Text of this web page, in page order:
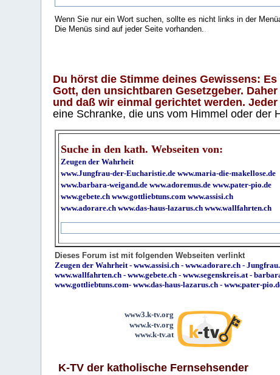
Wenn Sie nur ein Wort suchen, sollte es nicht links in der
Die Menüs sind auf jeder Seite vorhanden..
Du hörst die Stimme deines Gewissens:
Gott, den unsichtbaren Gesetzgeber.
und daß wir einmal gerichtet werden.
eine Schranke, die uns vom Himmel oder der
Suche in den kath. Webseiten von:
Zeugen der Wahrheit
www.Jungfrau-der-Eucharistie.de www.maria-die-makellose.de
www.barbara-weigand.de www.adoremus.de www.pater-pio.de
www.gebete.ch www.gottliebtuns.com www.assisi.ch
www.adorare.ch www.das-haus-lazarus.ch www.wallfahrten.ch
Dieses Forum ist mit folgenden Webseiten verlinkt
Zeugen der Wahrheit-www.assisi.ch -www.adorare.ch -
www.wallfahrten.ch -www.gebete.ch -www.segenskreis.at-
www.gottliebtuns.com-www.das-haus-lazarus.ch - www.pater-
www3.k-tv.org
www.k-tv.org
www.k-tv.at
K-TV der katholische Fernsehsender